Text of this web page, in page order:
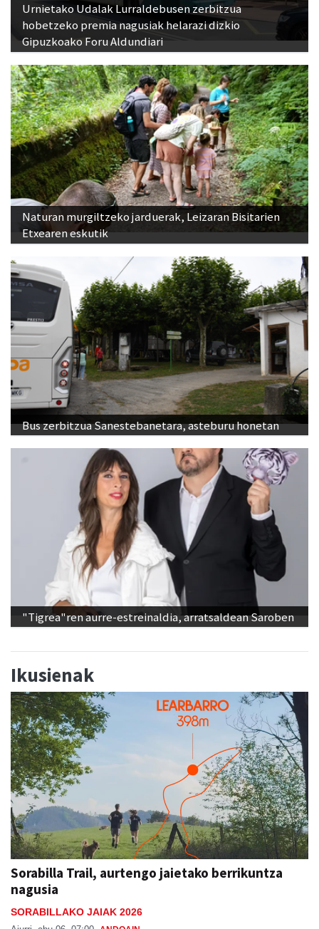
Urnietako Udalak Lurraldebusen zerbitzua
hobetzeko premia nagusiak helarazi dizkio
Gipuzkoako Foru Aldundiari
Naturan murgiltzeko jarduerak, Leizaran Bisitarien
Etxearen eskutik
Bus zerbitzua Sanestebanetara, asteburu honetan
"Tigrea"ren aurre-estreinaldia, arratsaldean Saroben
Ikusienak
Sorabilla Trail, aurtengo jaietako berrikuntza
nagusia
SORABILLAKO JAIAK 2026